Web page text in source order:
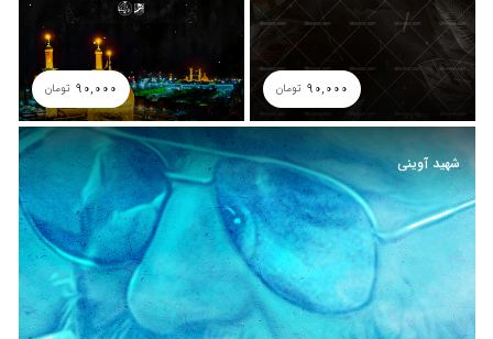
90,000 تومان 90,000 تومان
شهید آوینی